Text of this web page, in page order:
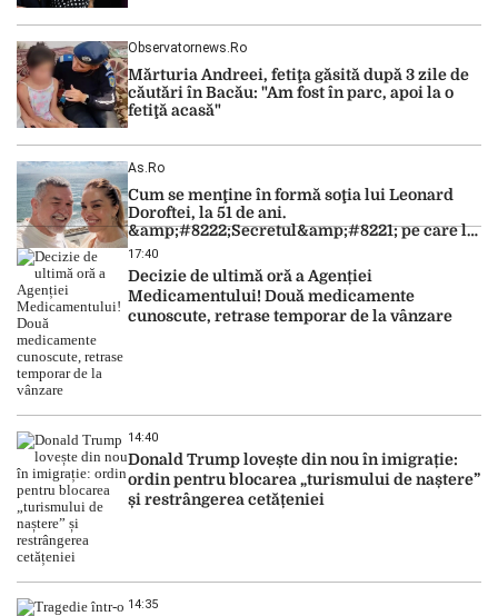
Observatornews.ro
Mărturia Andreei, fetiţa găsită după 3 zile de
căutări în Bacău: "Am fost în parc, apoi la o
fetiţă acasă"
As.ro
Cum se menţine în formă soţia lui Leonard
Doroftei, la 51 de ani.
&amp;#8222;Secretul&amp;#8221; pe care l-a
dezvăluit
17:40
Decizie de ultimă oră a Agenției
Medicamentului! Două medicamente
cunoscute, retrase temporar de la vânzare
14:40
Donald Trump lovește din nou în imigrație:
ordin pentru blocarea „turismului de naștere”
și restrângerea cetățeniei
14:35